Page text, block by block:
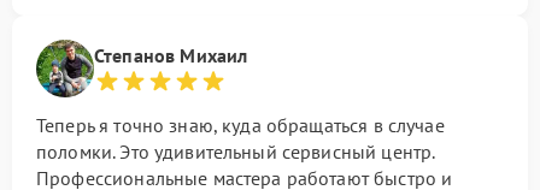
Степанов Михаил
Теперь я точно знаю, куда обращаться в случае
поломки. Это удивительный сервисный центр.
Профессиональные мастера работают быстро и